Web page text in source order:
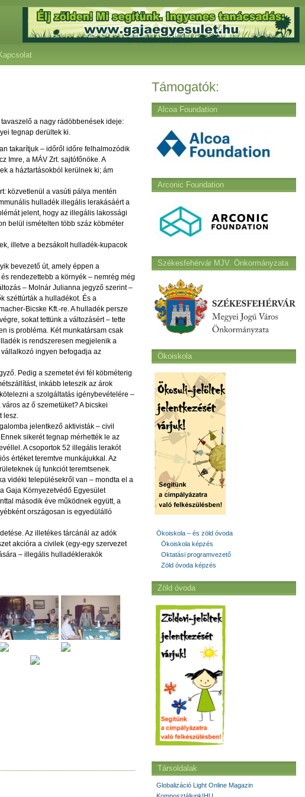
a nagy rádöbbenések ideje:
tegnap derültek ki.
takarítjuk – időről időre felhalmozódik
Imre, a MÁV Zrt. sajtófőnöke. A
a háztartásokból kerülnek ki; ám
közvetlenül a vasúti pálya mentén
hulladék illegális lerakásáért a
jelent, hogy az illegális lakossági
belül ismételten több száz köbméter
illetve a bezsákolt hulladék-kupacok
bevezető út, amely éppen a
rendezettebb a környék – nemrég még
– Molnár Julianna jegyző szerint –
széttúrták a hulladékot. És a
Bicske Kft.-re. A hulladék persze
sokat tettünk a változásért – tette
is probléma. Két munkatársam csak
is rendszeresen megjelenik a
ingyen befogadja az
Pedig a szemetet évi fél köbméterig
inkább leteszik az árok
a szolgáltatás igénybevételére –
az ő szemetüket? A bicskei
lesz.
jelentkező aktivisták – civil
sikerét tegnap mérhették le az
A csoportok 52 illegális lerakót
értéket teremtve munkájukkal. Az
új funkciót teremtsenek.
vidéki településekről van – mondta el a
Gaja Környezetvédő Egyesület
második éve működnek együtt, a
országosan is egyedülálló
Az illetékes tárcánál az adók
akcióra a civilek (egy-egy szervezet
– illegális hulladéklerakók
Támogatók:
Alcoa Foundation
Arconic Foundation
Székesfehérvár MJV. Önkormányzata
Ökoiskola
Ökoiskola – és zöld óvoda
Ökoiskola képzés
Oktatási programvezető
Zöld óvoda képzés
Zöld óvoda
Társoldalak
Globalizáció Light Online Magazin